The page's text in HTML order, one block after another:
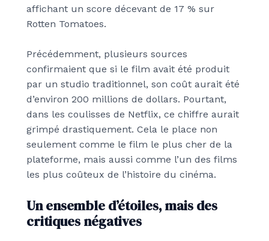
affichant un score décevant de 17 % sur
Rotten Tomatoes.
Précédemment, plusieurs sources
confirmaient que si le film avait été produit
par un studio traditionnel, son coût aurait été
d’environ 200 millions de dollars. Pourtant,
dans les coulisses de Netflix, ce chiffre aurait
grimpé drastiquement. Cela le place non
seulement comme le film le plus cher de la
plateforme, mais aussi comme l’un des films
les plus coûteux de l’histoire du cinéma.
Un ensemble d’étoiles, mais des
critiques négatives